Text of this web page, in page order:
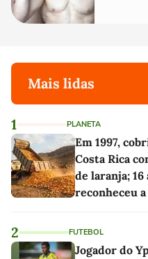
Mais lidas
1 PLANETA
Em 1997,
Costa Rica
de laranja;
reconheceu
2 FUTEBOL
Jogador do